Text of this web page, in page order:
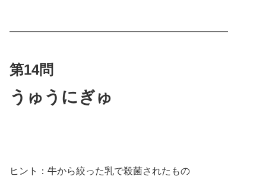
———————————————————————
第14問
うゅうにぎゅ
ヒント：牛から絞った乳で殺菌されたもの